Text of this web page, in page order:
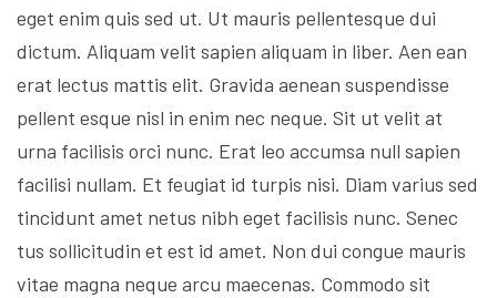
eget enim quis sed ut. Ut mauris pellentesque dui
dictum. Aliquam velit sapien aliquam in liber. Aen ean
erat lectus mattis elit. Gravida aenean suspendisse
pellent esque nisl in enim nec neque. Sit ut velit at
urna facilisis orci nunc. Erat leo accumsa null sapien
facilisi nullam. Et feugiat id turpis nisi. Diam varius sed
tincidunt amet netus nibh eget facilisis nunc. Senec
tus sollicitudin et est id amet. Non dui congue mauris
vitae magna neque arcu maecenas. Commodo sit